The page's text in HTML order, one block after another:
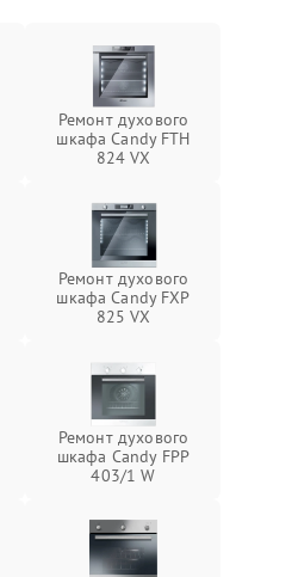
Ремонт духового
шкафа Candy FTH
824 VX
Ремонт духового
шкафа Candy FXP
825 VX
Ремонт духового
шкафа Candy FPP
403/1 W